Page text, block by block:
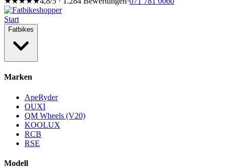
Start
Fatbikes
Marken
ApeRyder
OUXI
QM Wheels (V20)
KOOLUX
RCB
RSE
Modell